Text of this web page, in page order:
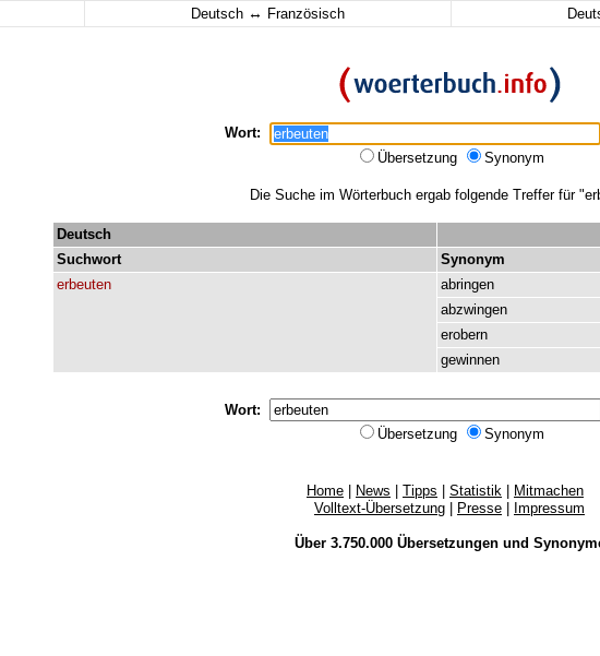
Deutsch ↔ Französisch
Wort:
Übersetzung
Synonym
Die Suche im Wörterbuch ergab folgende Treffer für
Deutsch
Suchwort
Synonym
erbeuten
abringen
abzwingen
erobern
gewinnen
Wort:
Übersetzung
Synonym
Home News Tipps Statistik
Mitmachen
Volltext-Übersetzung
Presse Impressum
Über 3.750.000 Übersetzungenund